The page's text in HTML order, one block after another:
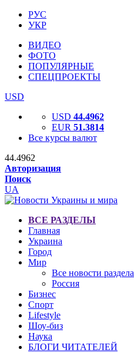
РУС
УКР
ВИДЕО
ФОТО
ПОПУЛЯРНЫЕ
СПЕЦПРОЕКТЫ
USD
USD 44.4962
EUR 51.3814
Все курсы валют
44.4962
Авторизация
Поиск
UA
ВСЕ РАЗДЕЛЫ
Главная
Украина
Город
Мир
Все новости раздела
Россия
Бизнес
Спорт
Lifestyle
Шоу-биз
Наука
БЛОГИ ЧИТАТЕЛЕЙ